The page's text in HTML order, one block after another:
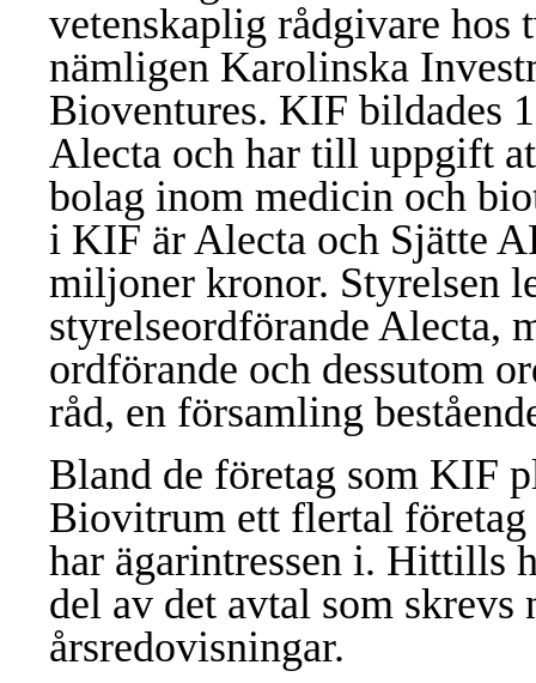
vetenskaplig rådgivare
nämligen Karolinska
Bioventures. KIF bildades
Alecta och har till uppgift
bolag inom medicin och
i KIF är Alecta och Sjätte
miljoner kronor. Styrelsen
styrelseordförande Alecta,
ordförande och dessutom
råd, en församling
Bland de företag som KIF
Biovitrum ett flertal
har ägarintressen i. Hittills
del av det avtal som
årsredovisningar.